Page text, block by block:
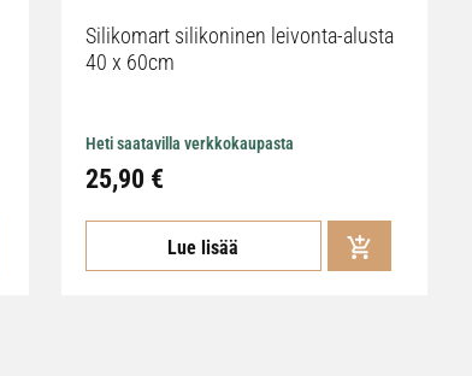
Silikomart silikoninen leivonta-alusta
40 x 60cm
Heti saatavilla verkkokaupasta
25,90 €
Lue lisää